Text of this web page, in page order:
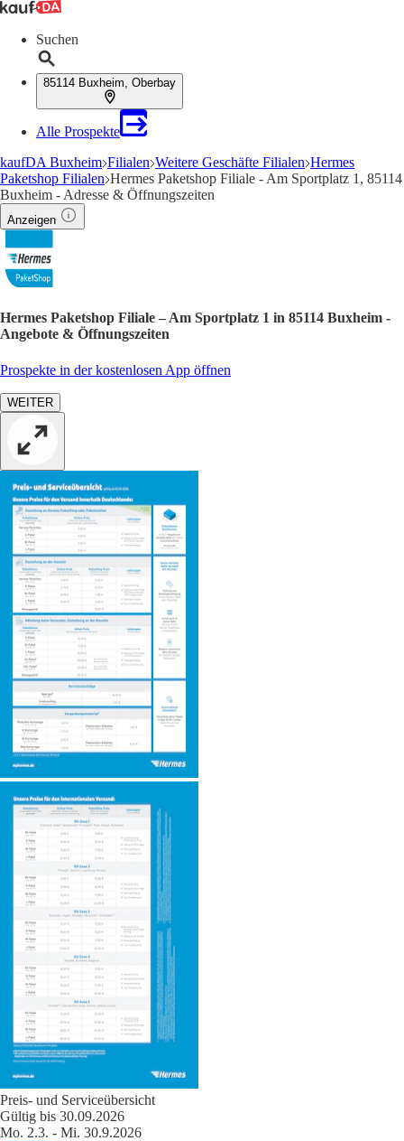
Suchen
85114 Buxheim, Oberbay
Alle Prospekte
kaufDA Buxheim Filialen Weitere Geschäfte Filialen Hermes
Paketshop Filialen Hermes Paketshop Filiale - Am Sportplatz 1, 85114
Buxheim - Adresse & Öffnungszeiten
Anzeigen
Hermes Paketshop Filiale – Am Sportplatz 1 in 85114 Buxheim -
Angebote & Öffnungszeiten
Prospekte in der kostenlosen App öffnen
WEITER
Preis- und Serviceübersicht
Gültig bis 30.09.2026
Mo. 2.3. - Mi. 30.9.2026